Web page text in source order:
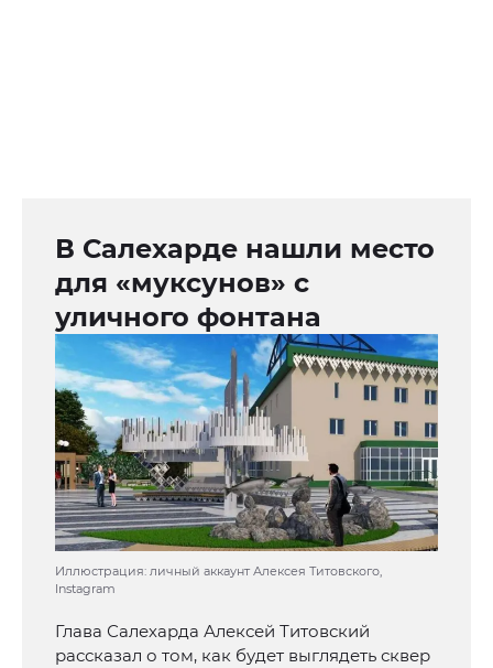
В Салехарде нашли место
для «муксунов» с
уличного фонтана
Иллюстрация: личный аккаунт Алексея Титовского,
Instagram
Глава Салехарда Алексей Титовский
рассказал о том, как будет выглядеть сквер